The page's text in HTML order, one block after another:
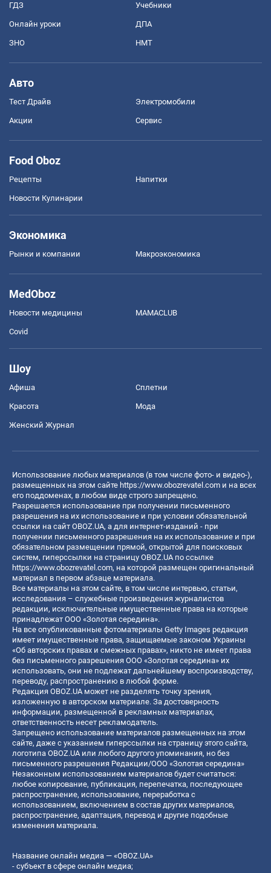
ГДЗ Учебники
Онлайн уроки ДПА
ЗНО НМТ
Авто
Тест Драйв Электромобили
Акции Сервис
Food Oboz
Рецепты Напитки
Новости Кулинарии
Экономика
Рынки и компании Mакроэкономика
MedOboz
Новости медицины MAMACLUB
Covid
Шоу
Афиша Сплетни
Красота Мода
Женский Журнал
Использование любых материалов (в том числе фото- и видео-),
размещенных на этом сайте https://www.obozrevatel.com и на всех
его поддоменах, в любом виде строго запрещено.
Разрешается использование при получении письменного
разрешения на их использование и при условии обязательной
ссылки на сайт OBOZ.UA, а для интернет-изданий - при
получении письменного разрешения на их использование и при
обязательном размещении прямой, открытой для поисковых
систем, гиперссылки на страницу OBOZ.UA по ссылке
https://www.obozrevatel.com, на которой размещен оригинальный
материал в первом абзаце материала.
Все материалы на этом сайте, в том числе интервью, статьи,
исследования – служебные произведения журналистов
редакции, исключительные имущественные права на которые
принадлежат ООО «Золотая середина».
На все опубликованные фотоматериалы Getty Images редакция
имеет имущественные права, защищаемые законом Украины
«Об авторских правах и смежных правах», никто не имеет права
без письменного разрешения ООО «Золотая середина» их
использовать, они не подлежат дальнейшему воспроизводству,
переводу, распространению в любой форме.
Редакция OBOZ.UA может не разделять точку зрения,
изложенную в авторском материале. За достоверность
информации, размещенной в рекламных материалах,
ответственность несет рекламодатель.
Запрещено использование материалов размещенных на этом
сайте, даже с указанием гиперссылки на страницу этого сайта,
логотипа OBOZ.UA или любого другого упоминания, но без
письменного разрешения Редакции/ООО «Золотая середина»
Незаконным использованием материалов будет считаться:
любое копирование, публикация, перепечатка, последующее
распространение, использование, переработка с
использованием, включением в состав других материалов,
распространение, адаптация, перевод и другие подобные
изменения материала.
Название онлайн медиа — «OBOZ.UA»
- субъект в сфере онлайн медиа;